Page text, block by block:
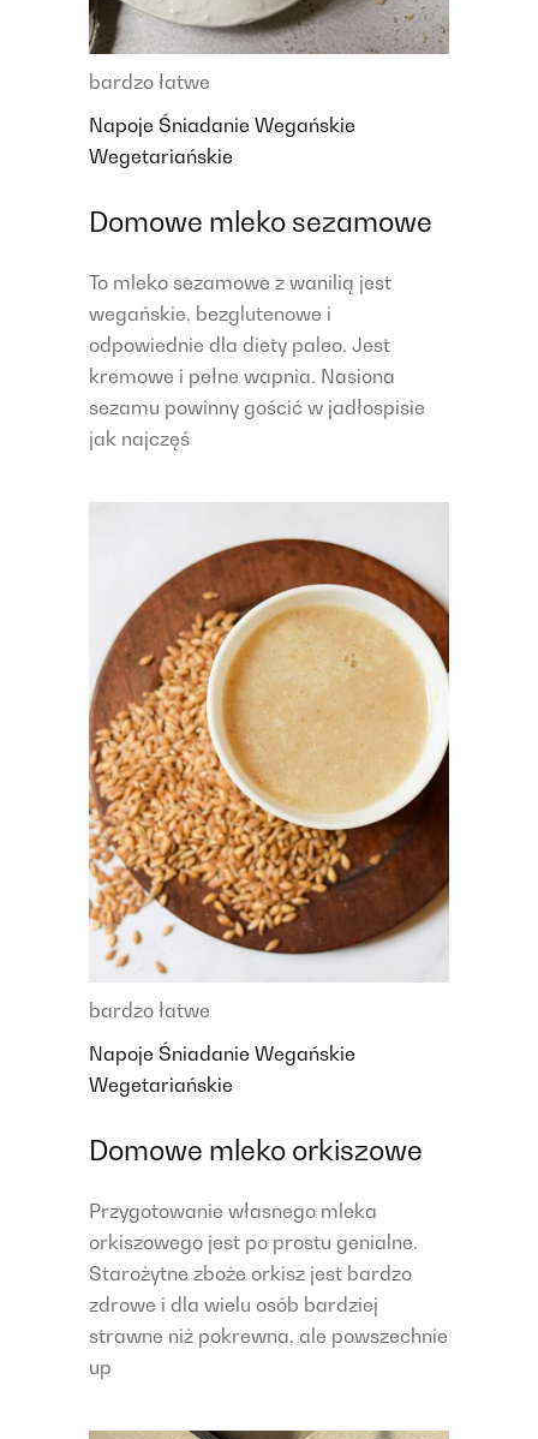
bardzo łatwe
Napoje Śniadanie Wegańskie
Wegetariańskie
Domowe mleko sezamowe
To mleko sezamowe z wanilią jest
wegańskie, bezglutenowe i
odpowiednie dla diety paleo. Jest
kremowe i pełne wapnia. Nasiona
sezamu powinny gościć w jadłospisie
jak najczęś
bardzo łatwe
Napoje Śniadanie Wegańskie
Wegetariańskie
Domowe mleko orkiszowe
Przygotowanie własnego mleka
orkiszowego jest po prostu genialne.
Starożytne zboże orkisz jest bardzo
zdrowe i dla wielu osób bardziej
strawne niż pokrewna, ale powszechnie
up